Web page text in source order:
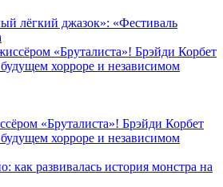
лёгкий джазок»: «Фестиваль
«Бруталиста»! Брэйди Корбет
хорроре и независимом